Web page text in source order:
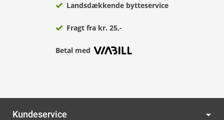
Landsdækkende bytteservice
Fragt fra kr. 25,-
Betal med
Kundeservice